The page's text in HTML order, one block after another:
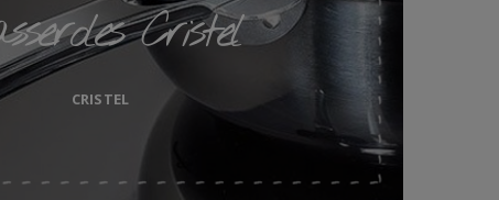
Cristel
CRISTEL